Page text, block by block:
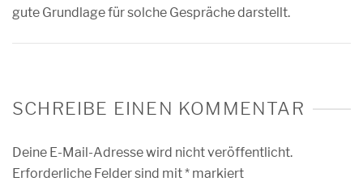
gute Grundlage für solche Gespräche darstellt.
SCHREIBE EINEN KOMMENTAR
Deine E-Mail-Adresse wird nicht veröffentlicht.
Erforderliche Felder sind mit* markiert